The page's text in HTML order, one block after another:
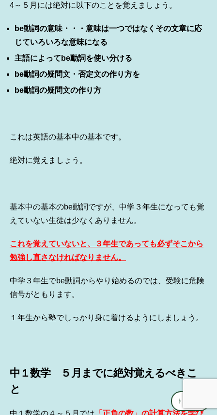
4～５月には絶対に以下のことを覚えましょう。
be動詞の意味・・・意味は一つではなくその文章に応
じていろいろな意味になる
主語によってbe動詞を使い分ける
be動詞の疑問文・否定文の作り方を
be動詞の疑問文の作り方
これは英語の基本中の基本です。
絶対に覚えましょう。
基本中の基本のbe動詞ですが、中学３年生になっても覚
えていない生徒は少なくありません。
これを覚えていないと、３年生であっても必ずそこから
勉強し直さなければなりません。
中学３年生でbe動詞からやり始めるのでは、受験に危険
信号がともります。
１年生から塾でしっかり身に着けるようにしましょう。
中１数学 ５月までに絶対覚えるべきこ
と
中１数学の４～５月では 「正負の数」の計算方法を学び
トップへ